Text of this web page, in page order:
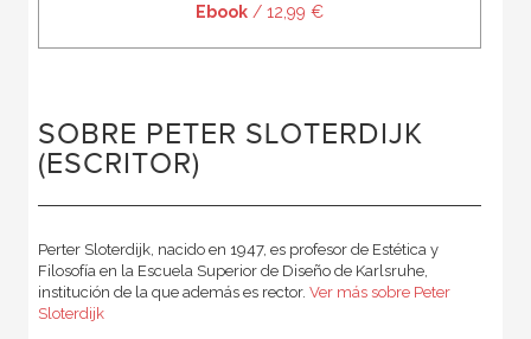
Ebook / 12,99 €
SOBRE PETER SLOTERDIJK
(ESCRITOR)
Perter Sloterdijk, nacido en 1947, es profesor de Estética y
Filosofía en la Escuela Superior de Diseño de Karlsruhe,
institución de la que además es rector. Ver más sobre Peter
Sloterdijk